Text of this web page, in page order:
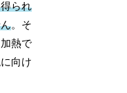
られ
。そ
熱で
向け